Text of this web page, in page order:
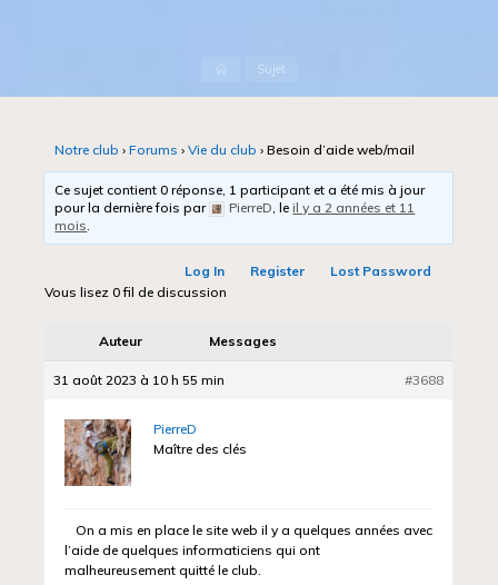
AccueilSujet
Notre club › Forums › Vie du club › Besoin d’aide web/mail
Ce sujet contient 0 réponse, 1 participant et a été mis à jour
pour la dernière fois par
PierreD, leil y a 2 années et 11
mois.
Log In Register
Lost Password
Vous lisez 0 fil de discussion
Auteur Messages
31 août 2023 à 10 h 55 min #3688
PierreD
Maître des clés
On a mis en place le site web il y a quelques années avec
l’aide de quelques informaticiens qui ont
malheureusement quitté le club.